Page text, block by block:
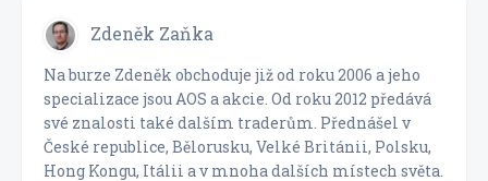
Zdeněk Zaňka
Na burze Zdeněk obchoduje již od roku 2006 a jeho
specializace jsou AOS a akcie. Od roku 2012 předává
své znalosti také dalším traderům. Přednášel v
České republice, Bělorusku, Velké Británii, Polsku,
Hong Kongu, Itálii a v mnoha dalších místech světa.